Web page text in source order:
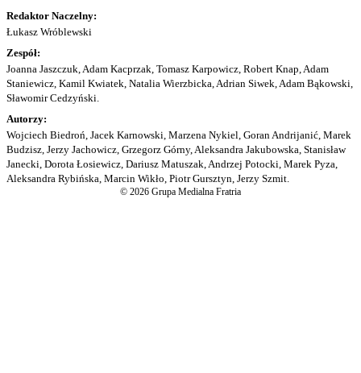
Redaktor Naczelny:
Łukasz Wróblewski
Zespół:
Joanna Jaszczuk, Adam Kacprzak, Tomasz Karpowicz, Robert Knap, Adam
Staniewicz, Kamil Kwiatek, Natalia Wierzbicka, Adrian Siwek, Adam Bąkowski,
Sławomir Cedzyński.
Autorzy:
Wojciech Biedroń, Jacek Karnowski, Marzena Nykiel, Goran Andrijanić, Marek
Budzisz, Jerzy Jachowicz, Grzegorz Górny, Aleksandra Jakubowska, Stanisław
Janecki, Dorota Łosiewicz, Dariusz Matuszak, Andrzej Potocki, Marek Pyza,
Aleksandra Rybińska, Marcin Wikło, Piotr Gursztyn, Jerzy Szmit.
© 2026 Grupa Medialna Fratria